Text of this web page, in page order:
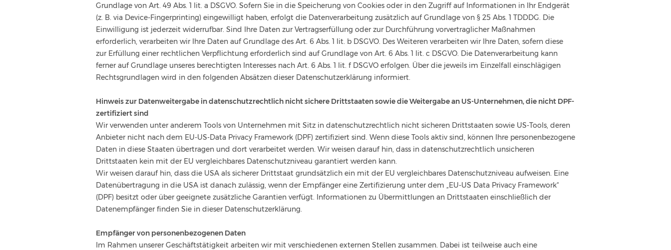
Grundlage von Art. 49 Abs. 1 lit. a DSGVO. Sofern Sie in die Speicherung von Cookies oder in den Zugriff auf Informationen in Ihr Endgerät
(z. B. via Device-Fingerprinting) eingewilligt haben, erfolgt die Datenverarbeitung zusätzlich auf Grundlage von § 25 Abs. 1 TDDDG. Die
Einwilligung ist jederzeit widerrufbar. Sind Ihre Daten zur Vertragserfüllung oder zur Durchführung vorvertraglicher Maßnahmen
erforderlich, verarbeiten wir Ihre Daten auf Grundlage des Art. 6 Abs. 1 lit. b DSGVO. Des Weiteren verarbeiten wir Ihre Daten, sofern diese
zur Erfüllung einer rechtlichen Verpflichtung erforderlich sind auf Grundlage von Art. 6 Abs. 1 lit. c DSGVO. Die Datenverarbeitung kann
ferner auf Grundlage unseres berechtigten Interesses nach Art. 6 Abs. 1 lit. f DSGVO erfolgen. Über die jeweils im Einzelfall einschlägigen
Rechtsgrundlagen wird in den folgenden Absätzen dieser Datenschutzerklärung informiert.
Hinweis zur Datenweitergabe in datenschutzrechtlich nicht sichere Drittstaaten sowie die Weitergabe an US-Unternehmen, die nicht DPF-
zertifiziert sind
Wir verwenden unter anderem Tools von Unternehmen mit Sitz in datenschutzrechtlich nicht sicheren Drittstaaten sowie US-Tools, deren
Anbieter nicht nach dem EU-US-Data Privacy Framework (DPF) zertifiziert sind. Wenn diese Tools aktiv sind, können Ihre personenbezogene
Daten in diese Staaten übertragen und dort verarbeitet werden. Wir weisen darauf hin, dass in datenschutzrechtlich unsicheren
Drittstaaten kein mit der EU vergleichbares Datenschutzniveau garantiert werden kann.
Wir weisen darauf hin, dass die USA als sicherer Drittstaat grundsätzlich ein mit der EU vergleichbares Datenschutzniveau aufweisen. Eine
Datenübertragung in die USA ist danach zulässig, wenn der Empfänger eine Zertifizierung unter dem „EU-US Data Privacy Framework“
(DPF) besitzt oder über geeignete zusätzliche Garantien verfügt. Informationen zu Übermittlungen an Drittstaaten einschließlich der
Datenempfänger finden Sie in dieser Datenschutzerklärung.
Empfänger von personenbezogenen Daten
Im Rahmen unserer Geschäftstätigkeit arbeiten wir mit verschiedenen externen Stellen zusammen. Dabei ist teilweise auch eine